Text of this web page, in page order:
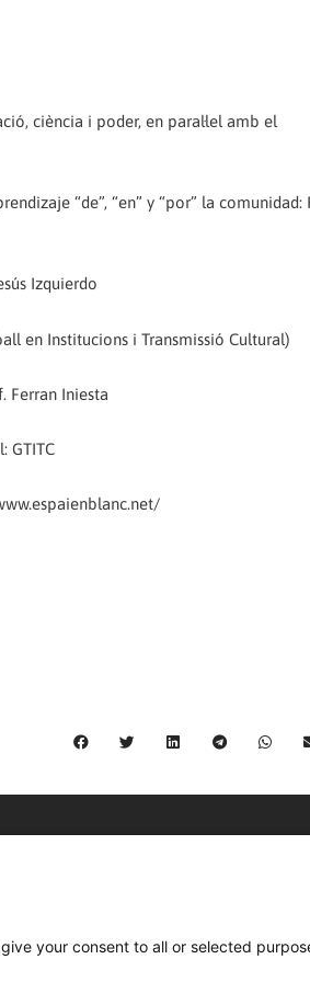
ciència i poder, en paral·lel amb el
“de”, “en” y “por” la comunidad:
Izquierdo
en Institucions i Transmissió Cultural)
Ferran Iniesta
GTITC
your consent to all or selected